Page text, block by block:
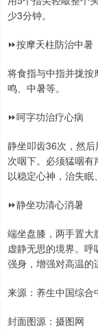
少3分钟。
⏩按摩天柱防治中暑
将食指与中指并拢
鸣、中暑等。
⏩呵字功治疗心病
静坐叩齿36次，然
次咽下。必须猛咽有
以稳定心神，治失眠
⏩静坐功清心消暑
端坐盘膝，两手置大
虚静无思的境界。
强身，增强对高温的
来源：养生中国综
封面图源：摄图网